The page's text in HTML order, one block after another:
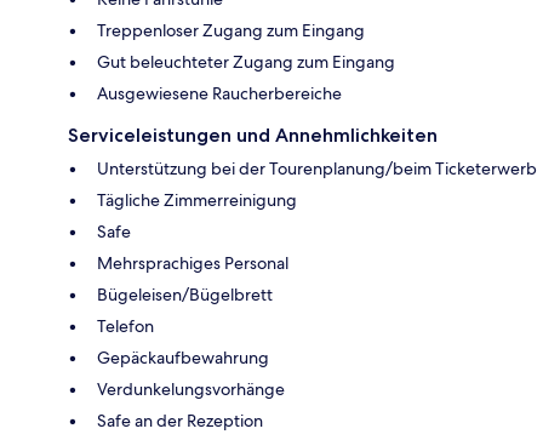
Treppenloser Zugang zum Eingang
Gut beleuchteter Zugang zum Eingang
Ausgewiesene Raucherbereiche
Serviceleistungen und Annehmlichkeiten
Unterstützung bei der Tourenplanung/beim Ticketerwerb
Tägliche Zimmerreinigung
Safe
Mehrsprachiges Personal
Bügeleisen/Bügelbrett
Telefon
Gepäckaufbewahrung
Verdunkelungsvorhänge
Safe an der Rezeption